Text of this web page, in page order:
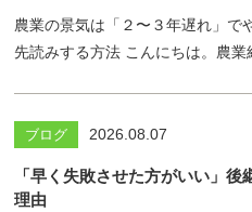
農業の景気は「２〜３年遅れ」で
先読みする方法 こんにちは。農業
ブログ 2026.08.07
「早く失敗させた方がいい」
理由